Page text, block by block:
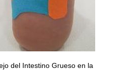
del Intestino Grueso en la